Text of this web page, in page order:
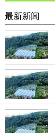
最新新闻